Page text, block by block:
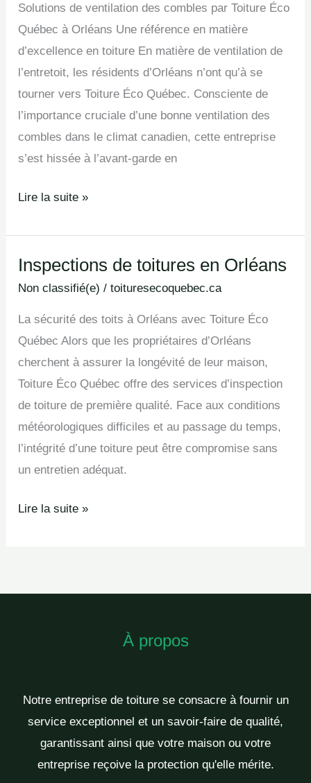
Solutions de ventilation des combles par Toiture Éco
Québec à Orléans Une référence en matière
d’excellence en toiture En matière de ventilation de
l’entretoit, les résidents d’Orléans n’ont qu’à se
tourner vers Toiture Éco Québec. Consciente de
l’importance cruciale d’une bonne ventilation des
combles dans le climat canadien, cette entreprise
s’est hissée à l’avant-garde en
combles
en
Orléans
Lire la suite »
Inspections de toitures en Orléans
Non classifié(e) /toituresecoquebec.ca
La sécurité des toits à Orléans avec Toiture Éco
Québec Alors que les propriétaires d’Orléans
cherchent à assurer la longévité de leur maison,
Toiture Éco Québec offre des services d’inspection
de toiture de première qualité. Face aux conditions
météorologiques difficiles et au passage du temps,
l’intégrité d’une toiture peut être compromise sans
un entretien adéquat.
Inspections
de
Orléans
Lire la suite »
À propos
Notre entreprise de toiture se consacre à fournir un
service exceptionnel et un savoir-faire de qualité,
garantissant ainsi que votre maison ou votre
entreprise reçoive la protection qu'elle mérite.